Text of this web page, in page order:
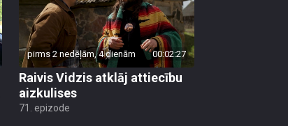
pirms 2 nedēļām, 4 dienām 00:02:27
Raivis Vidzis atklāj attiecību
aizkulises
71. epizode